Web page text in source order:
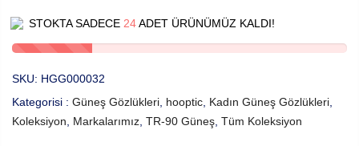
STOKTA SADECE 24ADET ÜRÜNÜMÜZ KALDI!
SKU: HGG000032
Kategorisi : Güneş Gözlükleri hooptic Kadın Güneş Gözlükleri
Koleksiyon
Markalarımız TR-90 Güneş Tüm Koleksiyon